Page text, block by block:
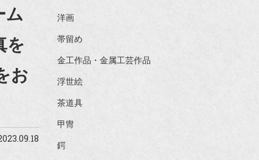
ム
を
お
洋画
帯留め
金工作品・金属工芸作品
浮世絵
茶道具
甲冑
鍔